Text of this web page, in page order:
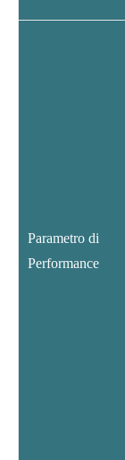
Parametro di
Performance